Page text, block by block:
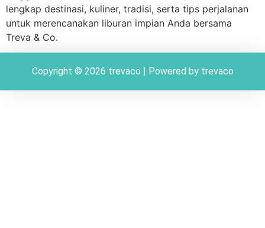
lengkap destinasi, kuliner, tradisi, serta tips perjalanan
untuk merencanakan liburan impian Anda bersama
Treva & Co.
Copyright © 2026 trevaco | Powered by trevaco